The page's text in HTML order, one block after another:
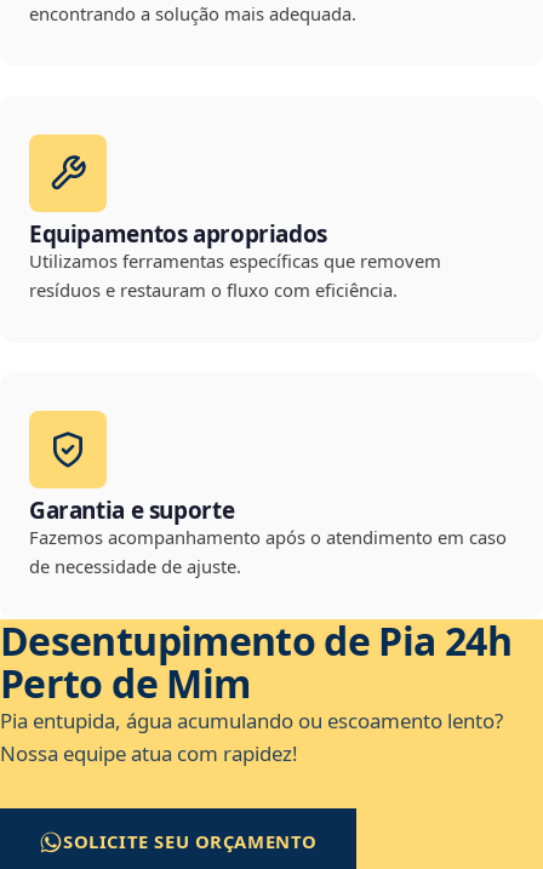
encontrando a solução mais adequada.
Equipamentos apropriados
Utilizamos ferramentas específicas que removem
resíduos e restauram o fluxo com eficiência.
Garantia e suporte
Fazemos acompanhamento após o atendimento em caso
de necessidade de ajuste.
Desentupimento de Pia 24h
Perto de Mim
Pia entupida, água acumulando ou escoamento lento?
Nossa equipe atua com rapidez!
SOLICITE SEU ORÇAMENTO